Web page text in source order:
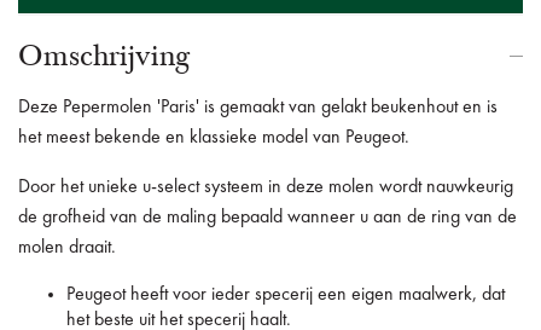
Omschrijving
Deze Pepermolen 'Paris' is gemaakt van gelakt beukenhout en is
het meest bekende en klassieke model van Peugeot.
Door het unieke u-select systeem in deze molen wordt nauwkeurig
de grofheid van de maling bepaald wanneer u aan de ring van de
molen draait.
Peugeot heeft voor ieder specerij een eigen maalwerk, dat
het beste uit het specerij haalt.